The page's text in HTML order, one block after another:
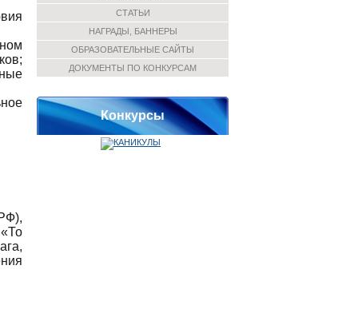
СТАТЬИ
НАГРАДЫ, БАННЕРЫ
ОБРАЗОВАТЕЛЬНЫЕ САЙТЫ
ДОКУМЕНТЫ ПО КОНКУРСАМ
Конкурсы